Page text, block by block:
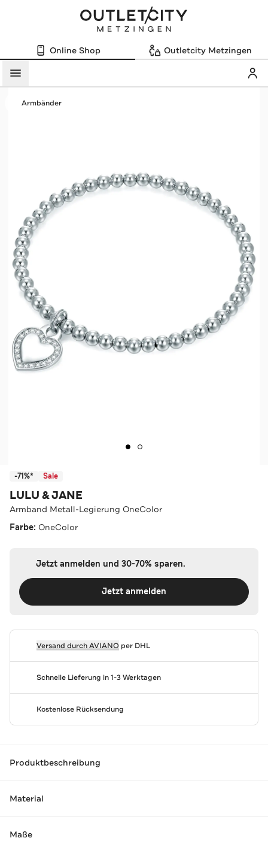
Online Shop Outletcity Metzingen
Menü
Armbänder
-71%* Sale
LULU & JANE
Armband Metall-Legierung OneColor
Farbe: OneColor
Jetzt anmelden und 30-70% sparen.
Jetzt anmelden
Versand durchAVIANOper DHL
Schnelle Lieferung in 1-3 Werktagen
Kostenlose Rücksendung
Produktbeschreibung
Material
Maße